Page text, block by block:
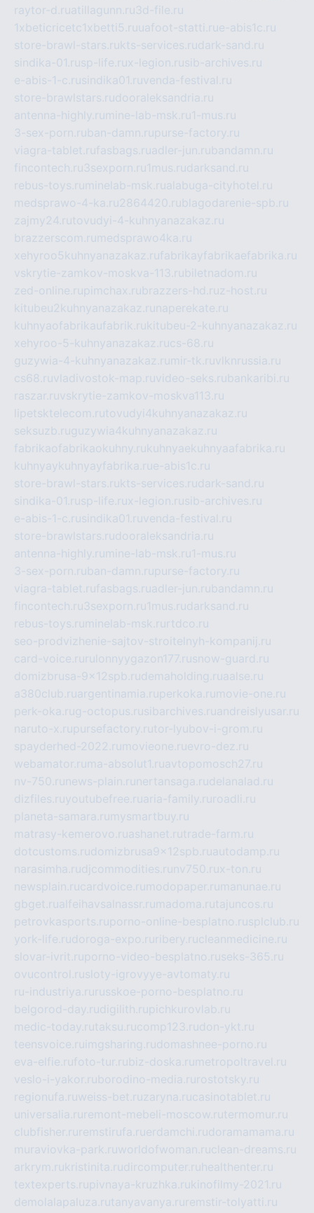
raytor-d.ruatillagunn.ru3d-file.ru
1xbeticricetc1xbetti5.ruuafoot-statti.rue-abis1c.ru
store-brawl-stars.rukts-services.rudark-sand.ru
sindika-01.rusp-life.rux-legion.rusib-archives.ru
e-abis-1-c.rusindika01.ruvenda-festival.ru
store-brawlstars.rudooraleksandria.ru
antenna-highly.ru mine-lab-msk.ru1-mus.ru
3-sex-porn.ruban-damn.rupurse-factory.ru
viagra-tablet.rufasbags.ruadler-jun.rubandamn.ru
fincontech.ru3sexporn.ru1mus.rudarksand.ru
rebus-toys.ru minelab-msk.rualabuga-cityhotel.ru
medsprawo-4-ka.ru2864420.rublagodarenie-spb.ru
zajmy24.rutovudyi-4-kuhnyanazakaz.ru
brazzerscom.ru medsprawo4ka.ru
xehyroo5kuhnyanazakaz.rufabrikayfabrikaefabrika.ru
vskrytie-zamkov-moskva-113.rubiletnadom.ru
zed-online.rupimchax.rubrazzers-hd.ruz-host.ru
kitubeu2kuhnyanazakaz.ru naperekate.ru
kuhnyaofabrikaufabrik.rukitubeu-2-kuhnyanazakaz.ru
xehyroo-5-kuhnyanazakaz.rucs-68.ru
guzywia-4-kuhnyanazakaz.ru mir-tk.ruvlknrussia.ru
cs68.ruvladivostok-map.ruvideo-seks.rubankaribi.ru
raszar.ruvskrytie-zamkov-moskva113.ru
lipetsktelecom.rutovudyi4kuhnyanazakaz.ru
seksuzb.ruguzywia4kuhnyanazakaz.ru
fabrikaofabrikaokuhny.rukuhnyaekuhnyaafabrika.ru
kuhnyaykuhnyayfabrika.rue-abis1c.ru
store-brawl-stars.rukts-services.rudark-sand.ru
sindika-01.rusp-life.rux-legion.rusib-archives.ru
e-abis-1-c.rusindika01.ruvenda-festival.ru
store-brawlstars.rudooraleksandria.ru
antenna-highly.ru mine-lab-msk.ru1-mus.ru
3-sex-porn.ruban-damn.rupurse-factory.ru
viagra-tablet.rufasbags.ruadler-jun.rubandamn.ru
fincontech.ru3sexporn.ru1mus.rudarksand.ru
rebus-toys.ru minelab-msk.ru rtdco.ru
seo-prodvizhenie-sajtov-stroitelnyh-kompanij.ru
card-voice.ru rulonnyygazon177.rusnow-guard.ru
domizbrusa-9x12spb.rudemaholding.ruaalse.ru
a380club.ruargentinamia.ruperkoka.ru movie-one.ru
perk-oka.rug-octopus.rusibarchives.ruandreislyusar.ru
naruto-x.rupursefactory.rutor-lyubov-i-grom.ru
spayderhed-2022.ru movieone.ruevro-dez.ru
webamator.ru ma-absolut1.ruavtopomosch27.ru
nv-750.ru news-plain.ru nertansaga.rudelanalad.ru
dizfiles.ruyoutubefree.ruaria-family.ru roadli.ru
planeta-samara.ru mysmartbuy.ru
matrasy-kemerovo.ruashanet.rutrade-farm.ru
dotcustoms.rudomizbrusa9x12spb.ruautodamp.ru
narasimha.rudjcommodities.ru nv750.rux-ton.ru
newsplain.rucardvoice.ru modopaper.ru manunae.ru
gbget.rualfeihavsalnassr.ru madoma.rutajuncos.ru
petrovkasports.ruporno-online-besplatno.rusplclub.ru
york-life.rudoroga-expo.ru ribery.rucleanmedicine.ru
slovar-ivrit.ruporno-video-besplatno.ruseks-365.ru
ovucontrol.rusloty-igrovyye-avtomaty.ru
ru-industriya.ru russkoe-porno-besplatno.ru
belgorod-day.rudigilith.rupichkurovlab.ru
medic-today.rutaksu.rucomp123.rudon-ykt.ru
teensvoice.ru imgsharing.rudomashnee-porno.ru
eva-elfie.rufoto-tur.rubiz-doska.ru metropoltravel.ru
veslo-i-yakor.ruborodino-media.ru rostotsky.ru
regionufa.ruweiss-bet.ruzaryna.rucasinotablet.ru
universalia.ru remont-mebeli-moscow.rutermomur.ru
clubfisher.ru remstirufa.ruerdamchi.rudoramamama.ru
muraviovka-park.ruworldofwoman.ruclean-dreams.ru
arkrym.rukristinita.rudircomputer.ru healthenter.ru
textexperts.rupivnaya-kruzhka.rukinofilmy-2021.ru
demolalapaluza.rutanyavanya.ru remstir-tolyatti.ru